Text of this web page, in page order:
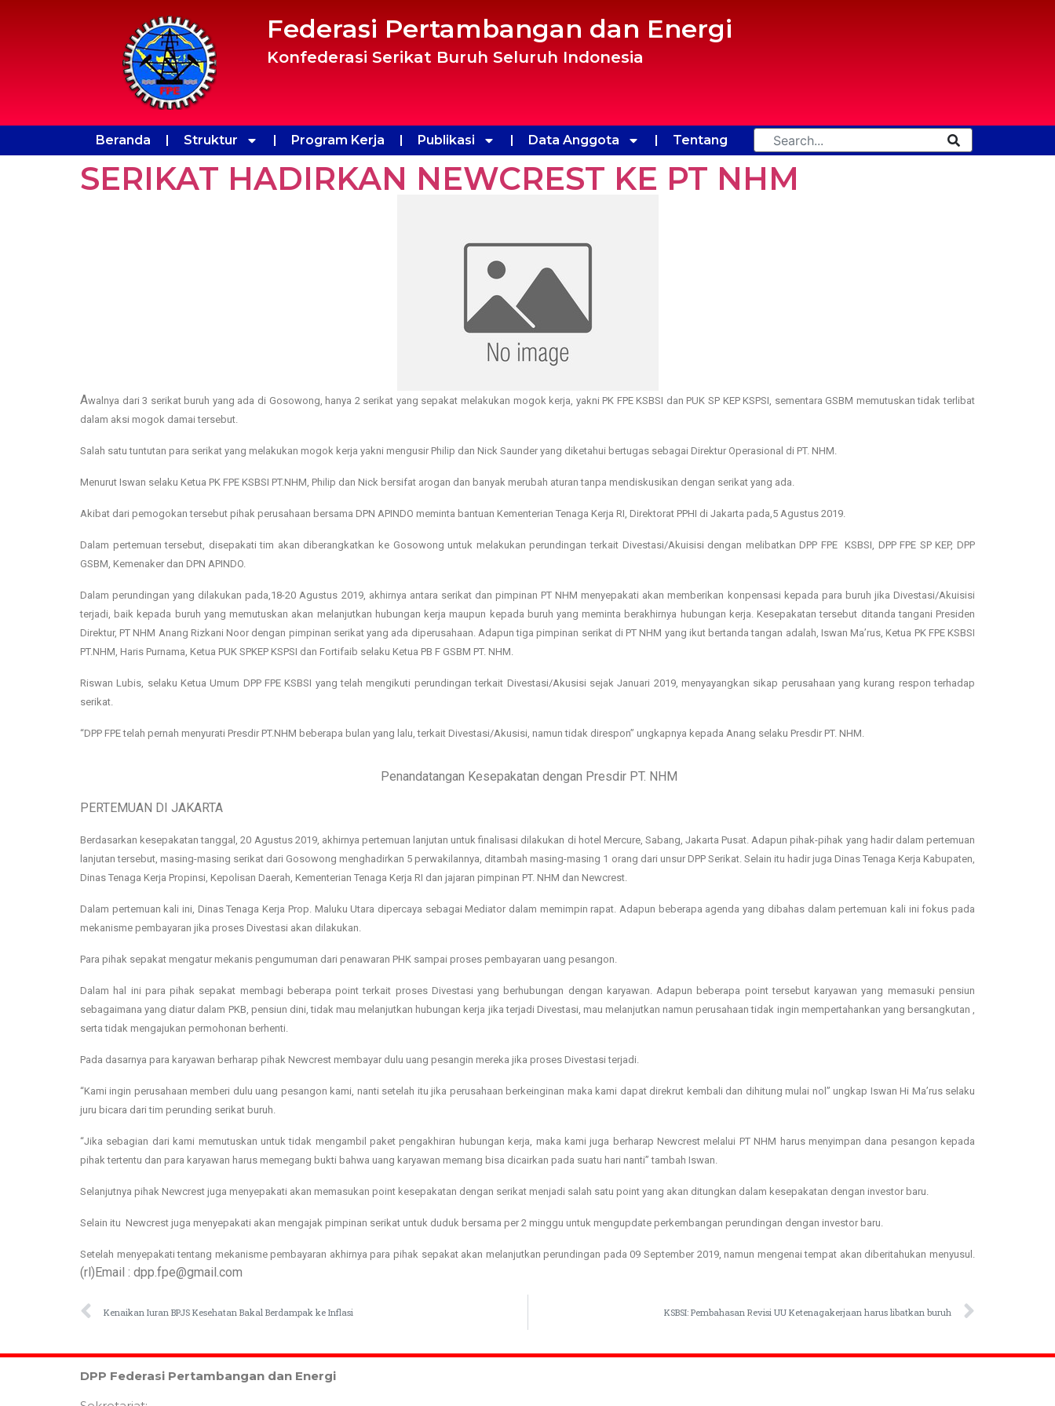
Federasi Pertambangan dan Energi
Konfederasi Serikat Buruh Seluruh Indonesia
Beranda Struktur Program Kerja Publikasi Data Anggota Tentang
SERIKAT HADIRKAN NEWCREST KE PT NHM
Awalnya dari 3 serikat buruh yang ada di Gosowong, hanya 2 serikat yang sepakat melakukan mogok kerja, yakni PK FPE KSBSI dan PUK SP KEP KSPSI, sementara GSBM memutuskan tidak terlibat
dalam aksi mogok damai tersebut.
Salah satu tuntutan para serikat yang melakukan mogok kerja yakni mengusir Philip dan Nick Saunder yang diketahui bertugas sebagai Direktur Operasional di PT. NHM.
Menurut Iswan selaku Ketua PK FPE KSBSI PT.NHM, Philip dan Nick bersifat arogan dan banyak merubah aturan tanpa mendiskusikan dengan serikat yang ada.
Akibat dari pemogokan tersebut pihak perusahaan bersama DPN APINDO meminta bantuan Kementerian Tenaga Kerja RI, Direktorat PPHI di Jakarta pada,5 Agustus 2019.
Dalam pertemuan tersebut, disepakati tim akan diberangkatkan ke Gosowong untuk melakukan perundingan terkait Divestasi/Akuisisi dengan melibatkan DPP FPE KSBSI, DPP FPE SP KEP, DPP
GSBM, Kemenaker dan DPN APINDO.
Dalam perundingan yang dilakukan pada,18-20 Agustus 2019, akhirnya antara serikat dan pimpinan PT NHM menyepakati akan memberikan konpensasi kepada para buruh jika Divestasi/Akuisisi
terjadi, baik kepada buruh yang memutuskan akan melanjutkan hubungan kerja maupun kepada buruh yang meminta berakhirnya hubungan kerja. Kesepakatan tersebut ditanda tangani Presiden
Direktur, PT NHM Anang Rizkani Noor dengan pimpinan serikat yang ada diperusahaan. Adapun tiga pimpinan serikat di PT NHM yang ikut bertanda tangan adalah, Iswan Ma’rus, Ketua PK FPE KSBSI
PT.NHM, Haris Purnama, Ketua PUK SPKEP KSPSI dan Fortifaib selaku Ketua PB F GSBM PT. NHM.
Riswan Lubis, selaku Ketua Umum DPP FPE KSBSI yang telah mengikuti perundingan terkait Divestasi/Akusisi sejak Januari 2019, menyayangkan sikap perusahaan yang kurang respon terhadap
serikat.
“DPP FPE telah pernah menyurati Presdir PT.NHM beberapa bulan yang lalu, terkait Divestasi/Akusisi, namun tidak direspon” ungkapnya kepada Anang selaku Presdir PT. NHM.
Penandatangan Kesepakatan dengan Presdir PT. NHM
PERTEMUAN DI JAKARTA
Berdasarkan kesepakatan tanggal, 20 Agustus 2019, akhirnya pertemuan lanjutan untuk finalisasi dilakukan di hotel Mercure, Sabang, Jakarta Pusat. Adapun pihak-pihak yang hadir dalam pertemuan
lanjutan tersebut, masing-masing serikat dari Gosowong menghadirkan 5 perwakilannya, ditambah masing-masing 1 orang dari unsur DPP Serikat. Selain itu hadir juga Dinas Tenaga Kerja Kabupaten,
Dinas Tenaga Kerja Propinsi, Kepolisan Daerah, Kementerian Tenaga Kerja RI dan jajaran pimpinan PT. NHM dan Newcrest.
Dalam pertemuan kali ini, Dinas Tenaga Kerja Prop. Maluku Utara dipercaya sebagai Mediator dalam memimpin rapat. Adapun beberapa agenda yang dibahas dalam pertemuan kali ini fokus pada
mekanisme pembayaran jika proses Divestasi akan dilakukan.
Para pihak sepakat mengatur mekanis pengumuman dari penawaran PHK sampai proses pembayaran uang pesangon.
Dalam hal ini para pihak sepakat membagi beberapa point terkait proses Divestasi yang berhubungan dengan karyawan. Adapun beberapa point tersebut karyawan yang memasuki pensiun
sebagaimana yang diatur dalam PKB, pensiun dini, tidak mau melanjutkan hubungan kerja jika terjadi Divestasi, mau melanjutkan namun perusahaan tidak ingin mempertahankan yang bersangkutan ,
serta tidak mengajukan permohonan berhenti.
Pada dasarnya para karyawan berharap pihak Newcrest membayar dulu uang pesangin mereka jika proses Divestasi terjadi.
“Kami ingin perusahaan memberi dulu uang pesangon kami, nanti setelah itu jika perusahaan berkeinginan maka kami dapat direkrut kembali dan dihitung mulai nol” ungkap Iswan Hi Ma’rus selaku
juru bicara dari tim perunding serikat buruh.
“Jika sebagian dari kami memutuskan untuk tidak mengambil paket pengakhiran hubungan kerja, maka kami juga berharap Newcrest melalui PT NHM harus menyimpan dana pesangon kepada
pihak tertentu dan para karyawan harus memegang bukti bahwa uang karyawan memang bisa dicairkan pada suatu hari nanti” tambah Iswan.
Selanjutnya pihak Newcrest juga menyepakati akan memasukan point kesepakatan dengan serikat menjadi salah satu point yang akan ditungkan dalam kesepakatan dengan investor baru.
Selain itu Newcrest juga menyepakati akan mengajak pimpinan serikat untuk duduk bersama per 2 minggu untuk mengupdate perkembangan perundingan dengan investor baru.
Setelah menyepakati tentang mekanisme pembayaran akhirnya para pihak sepakat akan melanjutkan perundingan pada 09 September 2019, namun mengenai tempat akan diberitahukan menyusul.
(rl)Email : dpp.fpe@gmail.com
Kenaikan Iuran BPJS Kesehatan Bakal Berdampak ke Inflasi KSBSI: Pembahasan Revisi UU Ketenagakerjaan harus libatkan buruh
DPP Federasi Pertambangan dan Energi